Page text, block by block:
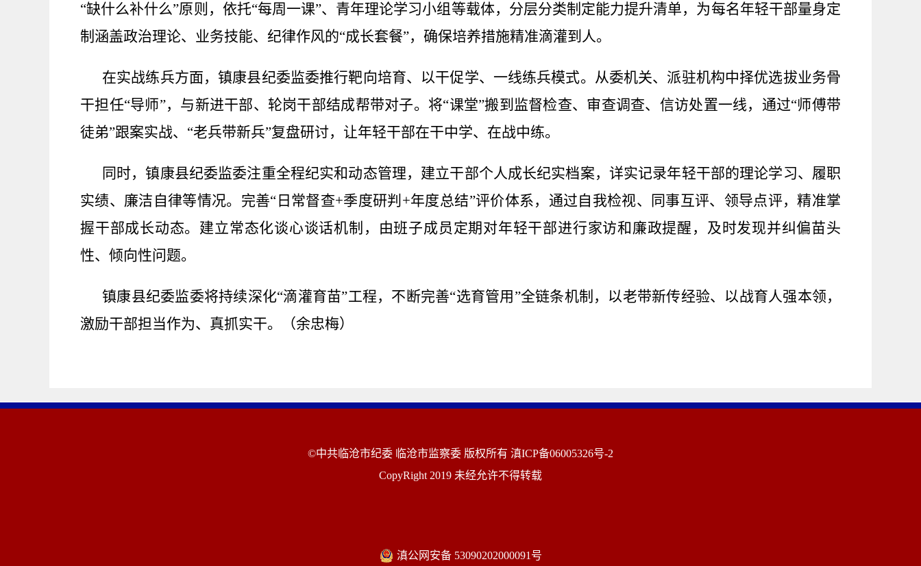
“缺什么补什么”原则，依托“每周一课”、青年理论学习小组等载体，分层分类制定能力提升清单，为每名年轻干部量身定
制涵盖政治理论、业务技能、纪律作风的“成长套餐”，确保培养措施精准滴灌到人。
在实战练兵方面，镇康县纪委监委推行靶向培育、以干促学、一线练兵模式。从委机关、派驻机构中择优选拔业务骨
干担任“导师”，与新进干部、轮岗干部结成帮带对子。将“课堂”搬到监督检查、审查调查、信访处置一线，通过“师傅带
徒弟”跟案实战、“老兵带新兵”复盘研讨，让年轻干部在干中学、在战中练。
同时，镇康县纪委监委注重全程纪实和动态管理，建立干部个人成长纪实档案，详实记录年轻干部的理论学习、履职
实绩、廉洁自律等情况。完善“日常督查+季度研判+年度总结”评价体系，通过自我检视、同事互评、领导点评，精准掌
握干部成长动态。建立常态化谈心谈话机制，由班子成员定期对年轻干部进行家访和廉政提醒，及时发现并纠偏苗头
性、倾向性问题。
镇康县纪委监委将持续深化“滴灌育苗”工程，不断完善“选育管用”全链条机制，以老带新传经验、以战育人强本领，
激励干部担当作为、真抓实干。（余忠梅）
©中共临沧市纪委 临沧市监察委 版权所有 滇ICP备06005326号-2
CopyRight 2019 未经允许不得转载
滇公网安备 53090202000091号